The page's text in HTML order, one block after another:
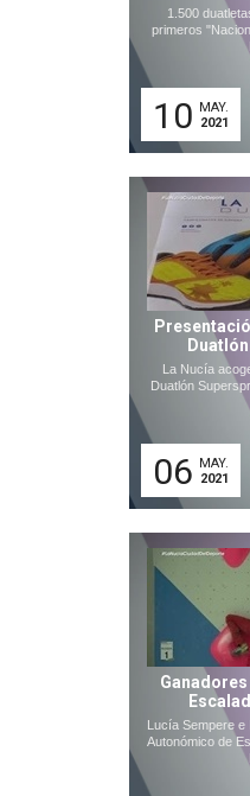
1.500
primeros
10 MAY.
2021
La Nucía
Duatlón
06 MAY.
2021
Lucía Sempere e
Autonómico de